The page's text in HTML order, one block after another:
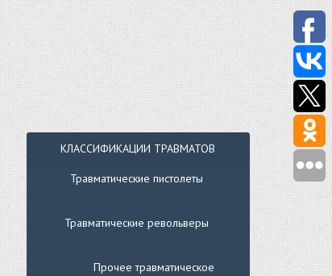
КЛАССИФИКАЦИИ ТРАВМАТОВ
Травматические пистолеты
Травматические револьверы
Прочее травматическое